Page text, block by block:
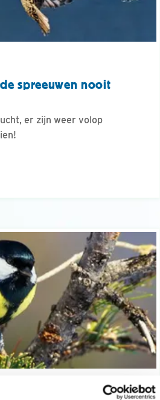
spreeuwen nooit
er zijn weer volop